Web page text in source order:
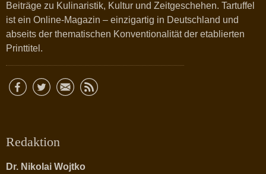
Beiträge zu Kulinaristik, Kultur und Zeitgeschehen. Tartuffel
ist ein Online-Magazin – einzigartig in Deutschland und
abseits der thematischen Konventionalität der etablierten
Printtitel.
Redaktion
Dr. Nikolai Wojtko